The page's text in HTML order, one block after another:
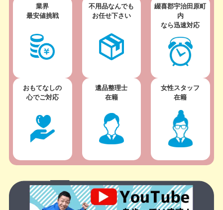
業界
最安値挑戦
不用品なんでも
お任せ下さい
綴喜郡宇治田原町
内
なら迅速対応
おもてなしの
心でご対応
遺品整理士
在籍
女性スタッフ
在籍